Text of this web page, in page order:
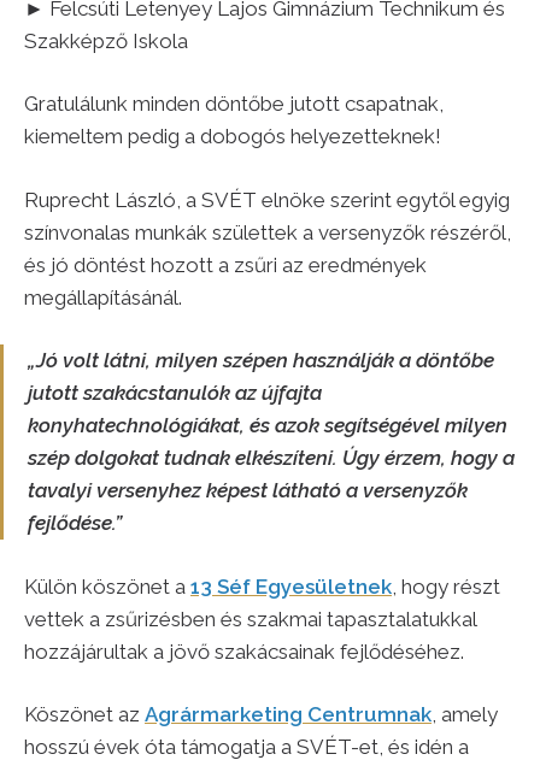
► Felcsúti Letenyey Lajos Gimnázium Technikum és
Szakképző Iskola
Gratulálunk minden döntőbe jutott csapatnak,
kiemeltem pedig a dobogós helyezetteknek!
Ruprecht László, a SVÉT elnöke szerint egytől egyig
színvonalas munkák születtek a versenyzők részéről,
és jó döntést hozott a zsűri az eredmények
megállapításánál.
„Jó volt látni, milyen szépen használják a döntőbe
jutott szakácstanulók az újfajta
konyhatechnológiákat, és azok segítségével milyen
szép dolgokat tudnak elkészíteni. Úgy érzem, hogy a
tavalyi versenyhez képest látható a versenyzők
fejlődése.”
Külön köszönet a 13 Séf Egyesületnek , hogy részt
vettek a zsűrizésben és szakmai tapasztalatukkal
hozzájárultak a jövő szakácsainak fejlődéséhez.
Köszönet az Agrármarketing Centrumnak, amely
hosszú évek óta támogatja a SVÉT-et, és idén a